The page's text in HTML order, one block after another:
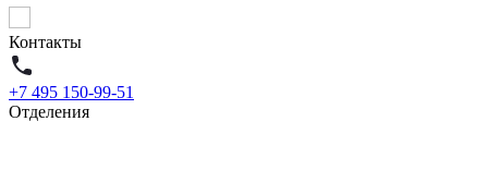
Контакты
+7 495 150-99-51
Отделения